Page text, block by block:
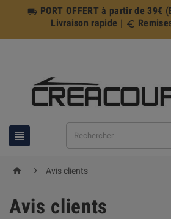
local_shipping PORT OFFERT à partir de 39€
Livraison rapide | euro_symbol

  Avis clients
Avis clients